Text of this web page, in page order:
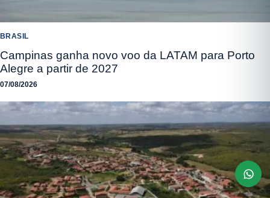
BRASIL
Campinas ganha novo voo da LATAM para Porto
Alegre a partir de 2027
07/08/2026